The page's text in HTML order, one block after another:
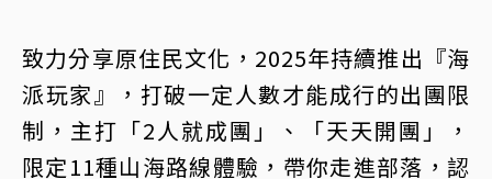
致力分享原住民文化，2025年持續推出『海
派玩家』，打破一定人數才能成行的出團限
制，主打「2人就成團」、「天天開團」，
限定11種山海路線體驗，帶你走進部落，認